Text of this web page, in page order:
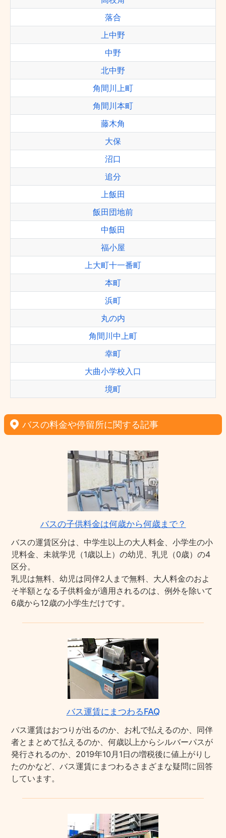
落合
上中野
中野
北中野
角間川上町
角間川本町
藤木角
大保
沼口
追分
上飯田
飯田団地前
中飯田
福小屋
上大町十一番町
本町
浜町
丸の内
角間川中上町
幸町
大曲小学校入口
境町
バスの料金や停留所に関する記事
バスの子供料金は何歳から何歳まで？
バスの運賃区分は、中学生以上の大人料金、小学生の小
児料金、未就学児（1歳以上）の幼児、乳児（0歳）の4
区分。
乳児は無料、幼児は同伴2人まで無料、大人料金のおよ
そ半額となる子供料金が適用されるのは、例外を除いて
6歳から12歳の小学生だけです。
バス運賃にまつわるFAQ
バス運賃はおつりが出るのか、お札で払えるのか、同伴
者とまとめて払えるのか、何歳以上からシルバーパスが
発行されるのか、2019年10月1日の増税後に値上がりし
たのかなど、バス運賃にまつわるさまざまな疑問に回答
しています。